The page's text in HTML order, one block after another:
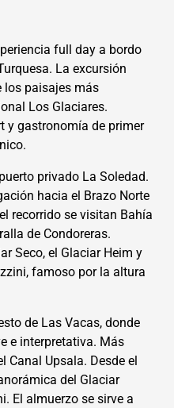
full day a bordo
La excursión
los paisajes más
Los Glaciares.
y gastronomía de primer
privado La Soledad.
hacia el Brazo Norte
recorrido se visitan Bahía
de Condoreras.
Seco, el Glaciar Heim y
famoso por la altura
de Las Vacas, donde
e interpretativa. Más
Canal Upsala. Desde el
del Glaciar
El almuerzo se sirve a